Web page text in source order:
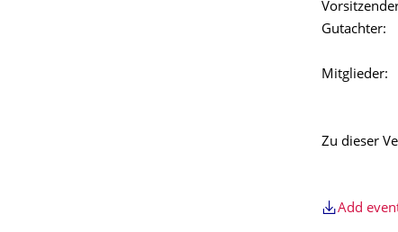
Herr
Mitglieder:
Herr
Zu dieser
Add